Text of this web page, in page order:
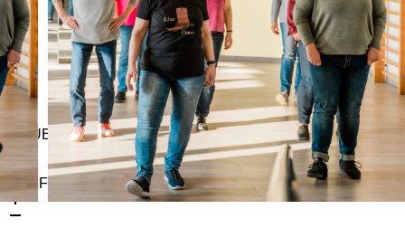
Angebote, Kosten & Anmeldung
NEUER SPORTKURS (10 Termine)
LAUFENDER SPORTKURS (< 10 Termine)